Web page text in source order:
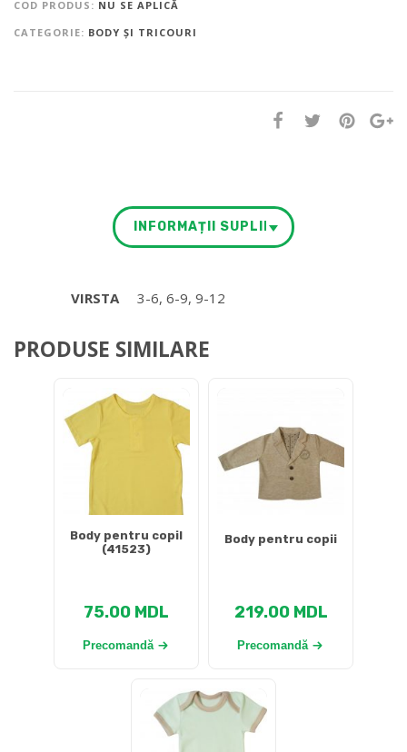
COD PRODUS: NU SE APLICĂ
CATEGORIE: BODY ȘI TRICOURI
INFORMAȚII SUPLIMENTARE
VIRSTA 3-6, 6-9, 9-12
PRODUSE SIMILARE
Body pentru copil
(41523)
75.00 MDL
Precomandă
Body pentru copii
219.00 MDL
Precomandă